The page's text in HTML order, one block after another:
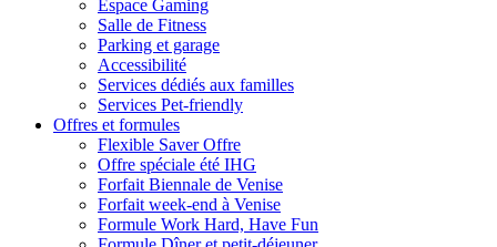
Espace Gaming
Salle de Fitness
Parking et garage
Accessibilité
Services dédiés aux familles
Services Pet-friendly
Offres et formules
Flexible Saver Offre
Offre spéciale été IHG
Forfait Biennale de Venise
Forfait week-end à Venise
Formule Work Hard, Have Fun